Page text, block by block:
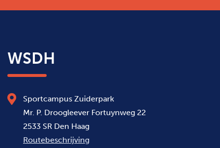
WSDH
Sportcampus Zuiderpark
Mr. P. Droogleever Fortuynweg 22
2533 SR Den Haag
Routebeschrijving